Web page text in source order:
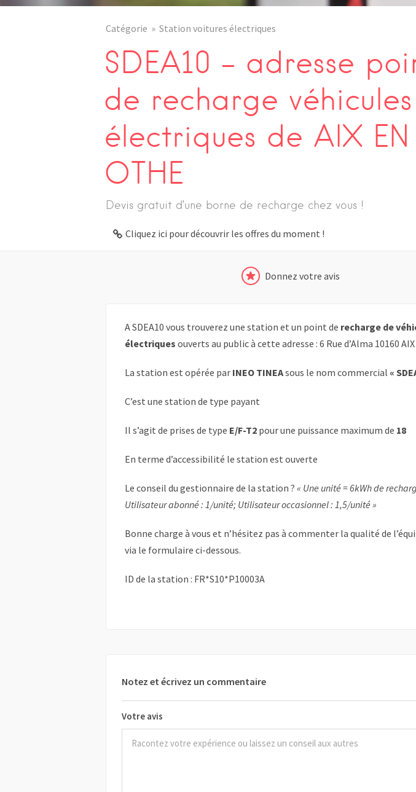
Catégorie Station voitures électriques
SDEA10 – adresse
de recharge véhicules
électriques de AIX EN
OTHE
Devis gratuit d’une borne de recharge chez vous !
Cliquez ici pour découvrir les offres du moment !
Donnez votre avis
A SDEA10 vous trouverez une station et un point de recharge de
électriques ouverts au public à cette adresse : 6 Rue d’Alma 10160
La station est opérée par INEO TINEAsous le nom commercial «
C’est une station de type payant
Il s’agit de prises de type E/F-T2 pour une puissance maximum de 18
En terme d’accessibilité le station est ouverte
Le conseil du gestionnaire de la station ? « Une unité = 6kWh de
Utilisateur abonné : 1/unité; Utilisateur occasionnel : 1,5/unité »
Bonne charge à vous et n’hésitez pas à commenter la qualité de
via le formulaire ci-dessous.
ID de la station : FR*S10*P10003A
Notez et écrivez un commentaire
Votre avis